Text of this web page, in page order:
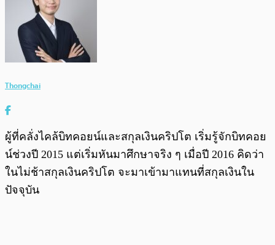
Thongchai
ผู้ที่คลั่งไคล้บิทคอยน์และสกุลเงินคริปโต เริ่มรู้จักบิทคอย
น์ช่วงปี 2015 แต่เริ่มหันมาศึกษาจริง ๆ เมื่อปี 2016 คิดว่า
ในไม่ช้าสกุลเงินคริปโต จะมาเข้ามาแทนที่สกุลเงินใน
ปัจจุบัน